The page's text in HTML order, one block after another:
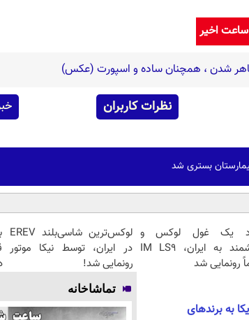
اخیر
شدن ، همچنان ساده و اسپورت (عکس)
نظرات کاربران
بستری شد
یک غول لوکس و
هوشمند به ایران، IM LS9
رونمایی شد
لوکس‌ترین شاسی‌بلند EREV
در ایران، توسط نیکا موتور
رونمایی شد!
به برندهای
تماشاخانه